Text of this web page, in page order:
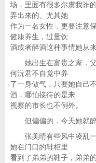
场，里面有很多尔虞我诈
弄出来的。尤其她
作为一名女性，更要注意
健康养生，过量饮
酒或者醉酒这种事情她从
她出生在富贵之家，父
何沅君不自觉中养
了一身傲气，只要她自己
酒，哪怕接待的是来
视察的市长也不例外。
但偏偏的，今天她就醉
张美晴有些风中凌乱一
她在门口的鞋柜里
看到了弟弟的鞋子，弟弟